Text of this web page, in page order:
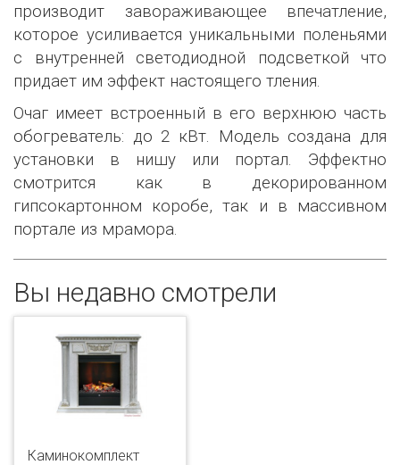
производит завораживающее впечатление,
которое усиливается уникальными поленьями
с внутренней светодиодной подсветкой что
придает им эффект настоящего тления.
Очаг имеет встроенный в его верхнюю часть
обогреватель: до 2 кВт. Модель создана для
установки в нишу или портал. Эффектно
смотрится как в декорированном
гипсокартонном коробе, так и в массивном
портале из мрамора.
Вы недавно смотрели
Каминокомплект